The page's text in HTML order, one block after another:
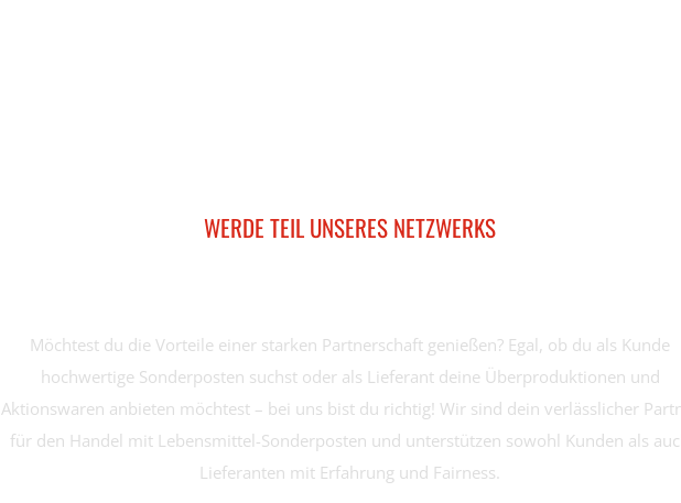
WERDE TEIL UNSERES NETZWERKS
Möchtest du die Vorteile einer starken Partnerschaft genießen? Egal, ob du als Kunde
hochwertige Sonderposten suchst oder als Lieferant deine Überproduktionen und
Aktionswaren anbieten möchtest – bei uns bist du richtig! Wir sind dein verlässlicher
für den Handel mit Lebensmittel-Sonderposten und unterstützen sowohl Kunden als
Lieferanten mit Erfahrung und Fairness.